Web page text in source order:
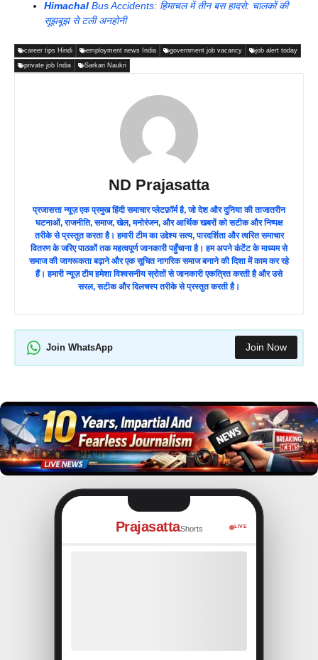
Himachal Bus Accidents: हिमाचल में तीन बस हादसे: चालकों की
सूझबूझ से टली अनहोनी
career tips Hindi employment news India government job vacancy job alert today
private job India Sarkari Naukri
ND Prajasatta
प्रजासत्ता न्यूज़ एक प्रमुख हिंदी समाचार प्लेटफ़ॉर्म है, जो देश और दुनिया की ताजातरीन
घटनाओं, राजनीति, समाज, खेल, मनोरंजन, और आर्थिक खबरों को सटीक और निष्पक्ष
तरीके से प्रस्तुत करता है। हमारी टीम का उद्देश्य सत्य, पारदर्शिता और त्वरित समाचार
वितरण के जरिए पाठकों तक महत्वपूर्ण जानकारी पहुँचाना है। हम अपने कंटेंट के माध्यम से
समाज की जागरूकता बढ़ाने और एक सूचित नागरिक समाज बनाने की दिशा में काम कर रहे
हैं। हमारी न्यूज़ टीम हमेशा विश्वसनीय स्रोतों से जानकारी एकत्रित करती है और उसे
सरल, सटीक और दिलचस्प तरीके से प्रस्तुत करती है।
Join WhatsApp Join Now
PrajasattaShorts LIVE